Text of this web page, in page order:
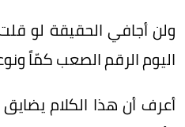
ولن أجافي الحقيقة لو
اليوم الرقم الصعب كمّاً
أعرف أن هذا الكلام